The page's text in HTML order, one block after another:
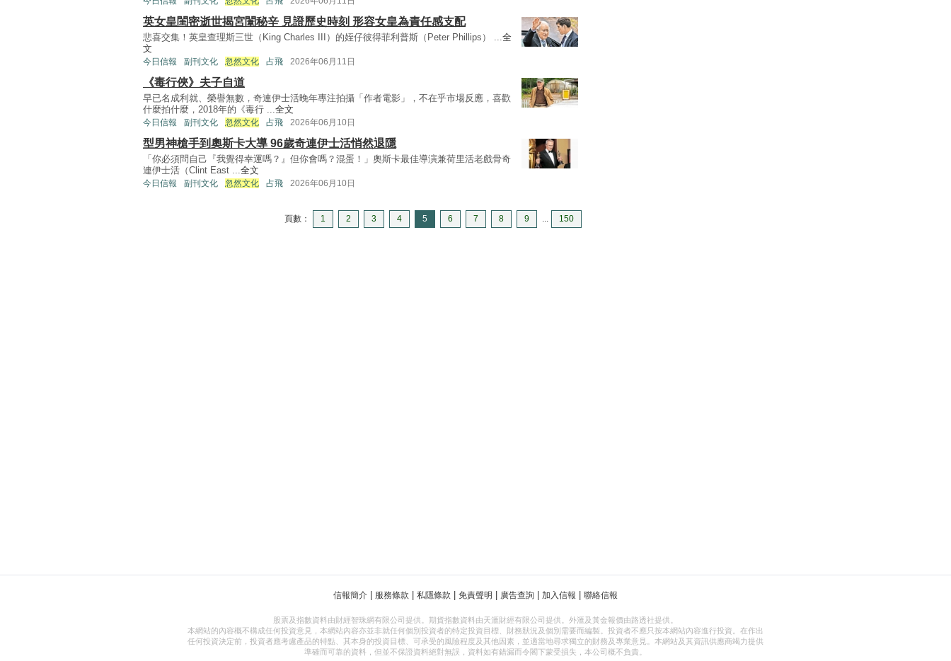
英女皇閨密逝世揭宮闈秘辛 見證歷史時刻 形容女皇為責任感支配
悲喜交集！英皇查理斯三世（King Charles III）的姪仔彼得菲利普斯（Peter Phillips） ...全
文
今日信報 副刊文化 忽然文化 占飛 2026年06月11日
《毒行俠》夫子自道
早已名成利就、榮譽無數，奇連伊士活晚年專注拍攝「作者電影」，不在乎市場反應，喜歡
什麼拍什麼，2018年的《毒行 ...全文
今日信報 副刊文化 忽然文化 占飛 2026年06月10日
型男神槍手到奧斯卡大導 96歲奇連伊士活悄然退隱
「你必須問自己『我覺得幸運嗎？』但你會嗎？混蛋！」奧斯卡最佳導演兼荷里活老戲骨奇
連伊士活（Clint East ...全文
今日信報 副刊文化 忽然文化 占飛 2026年06月10日
頁數： 1 2 3 4 5 6 7 8 9 ... 150
信報簡介 服務條款 私隱條款 免責聲明 廣告查詢 加入信報 聯絡信報
股票及指數資料由財經智珠網有限公司提供。期貨指數資料由天滙財經有限公司提供。外滙及黃金報價由路透社提供。
本網站的內容概不構成任何投資意見，本網站內容亦並非就任何個別投資者的特定投資目標、財務狀況及個別需要而編製。投資者不應只按本網站內容進行投資。在作出
任何投資決定前，投資者應考慮產品的特點、其本身的投資目標、可承受的風險程度及其他因素，並適當地尋求獨立的財務及專業意見。本網站及其資訊供應商竭力提供
準確而可靠的資料，但並不保證資料絕對無誤，資料如有錯漏而令閣下蒙受損失，本公司概不負責。